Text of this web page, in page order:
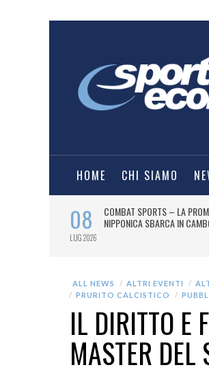
HOME CHI SIAMO
08
LUG 2026
COMBAT SPORTS – LA
NIPPONICA SBARCA IN
ALL NEWS ALTRI EVENTI
PRURITO CALCISTICO
IL DIRITTO E
MASTER DEL